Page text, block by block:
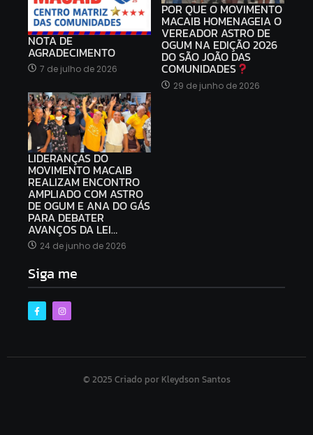
NOTA DE
AGRADECIMENTO
7 de julho de 2026
POR QUE O MOVIMENTO
MACAIB HOMENAGEIA O
VEREADOR ASTRO DE
OGUM NA EDIÇÃO 2026
DO SÃO JOÃO DAS
COMUNIDADES
29 de junho de 2026
LIDERANÇAS DO
MOVIMENTO MACAIB
REALIZAM ENCONTRO
AMPLIADO COM ASTRO
DE OGUM E ANA DO GÁS
PARA DEBATER
AVANÇOS DA LEI…
24 de junho de 2026
Siga me
© 2025 Criado por Kleydson Santos